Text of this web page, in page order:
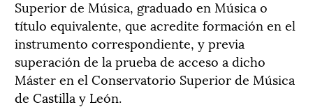
Superior de Música, graduado en Música o
título equivalente, que acredite formación en el
instrumento correspondiente, y previa
superación de la prueba de acceso a dicho
Máster en el Conservatorio Superior de Música
de Castilla y León.